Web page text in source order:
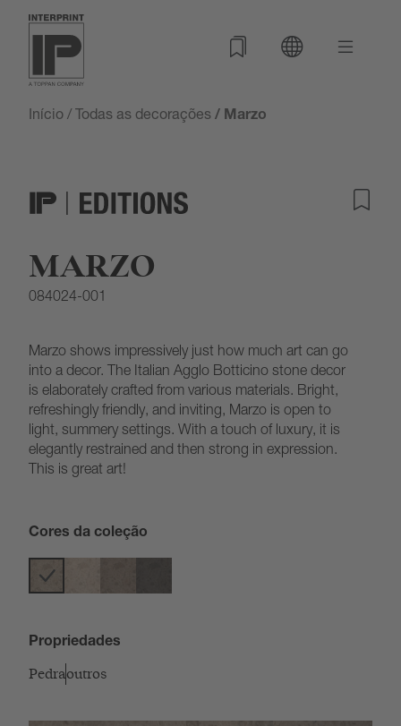
Início / Todas as decorações / Marzo
MARZO
084024-001
Marzo shows impressively just how much art can go
into a decor. The Italian Agglo Botticino stone decor
is elaborately crafted from various materials. Bright,
refreshingly friendly, and inviting, Marzo is open to
light, summery settings. With a touch of luxury, it is
elegantly restrained and then strong in expression.
This is great art!
Cores da coleção
Propriedades
Pedraoutros